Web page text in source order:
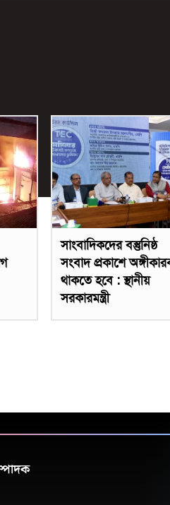
সাংবাদিকদের বস্তুনিষ্ঠ
সংবাদ প্রকাশে
থাকতে হবে : স্থানীয়
সরকারমন্ত্রী